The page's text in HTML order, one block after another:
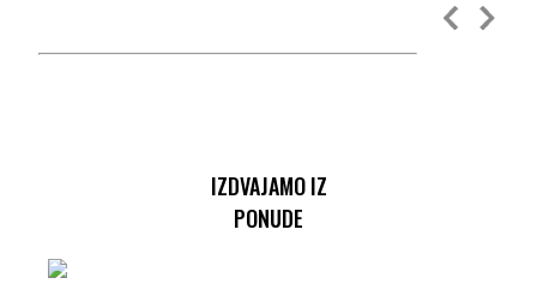
IZDVAJAMO IZ
PONUDE